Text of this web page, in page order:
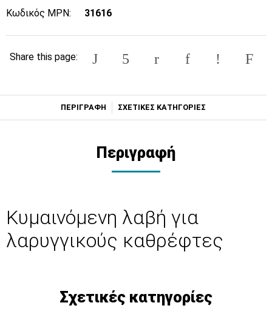
Κωδικός MPN:
31616
Share this page:
ΠΕΡΙΓΡΑΦΗ ΣΧΕΤΙΚΕΣ ΚΑΤΗΓΟΡΙΕΣ
Περιγραφή
Κυμαινόμενη λαβή για
λαρυγγικούς καθρέφτες
Σχετικές κατηγορίες